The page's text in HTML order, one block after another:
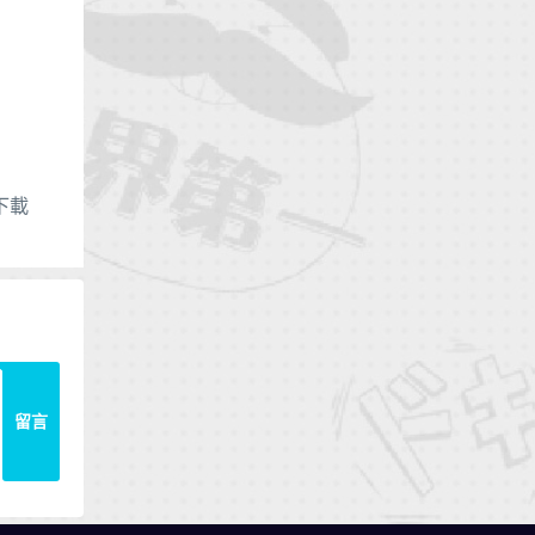
載
留言